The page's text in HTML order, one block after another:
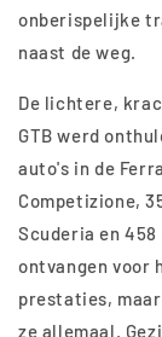
onberispelijke
naast de weg.
De lichtere,
GTB werd
auto's in de
Competizione,
Scuderia en
ontvangen voor
prestaties,
ze allemaal.